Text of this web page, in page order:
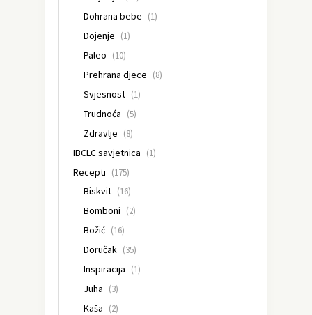
Dohrana bebe (1)
Dojenje (1)
Paleo (10)
Prehrana djece (8)
Svjesnost (1)
Trudnoća (5)
Zdravlje (8)
IBCLC savjetnica (1)
Recepti (175)
Biskvit (16)
Bomboni (2)
Božić (16)
Doručak (35)
Inspiracija (1)
Juha (3)
Kaša (2)